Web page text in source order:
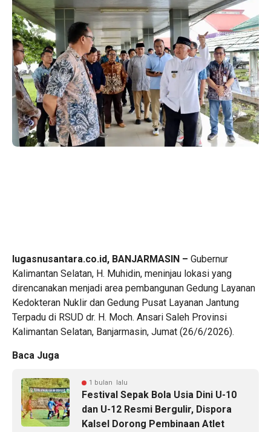
lugasnusantara.co.id, BANJARMASIN – Gubernur
Kalimantan Selatan, H. Muhidin, meninjau lokasi yang
direncanakan menjadi area pembangunan Gedung Layanan
Kedokteran Nuklir dan Gedung Pusat Layanan Jantung
Terpadu di RSUD dr. H. Moch. Ansari Saleh Provinsi
Kalimantan Selatan, Banjarmasin, Jumat (26/6/2026).
Baca Juga
1 bulan lalu
Festival Sepak Bola Usia Dini U-10
dan U-12 Resmi Bergulir, Dispora
Kalsel Dorong Pembinaan Atlet